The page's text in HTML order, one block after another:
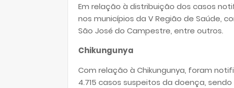
Em relação à distribuição dos casos
nos municípios da V Região de Saúde,
São José do Campestre, entre outros.
Chikungunya
Com relação à Chikungunya, foram
4.715 casos suspeitos da doença,